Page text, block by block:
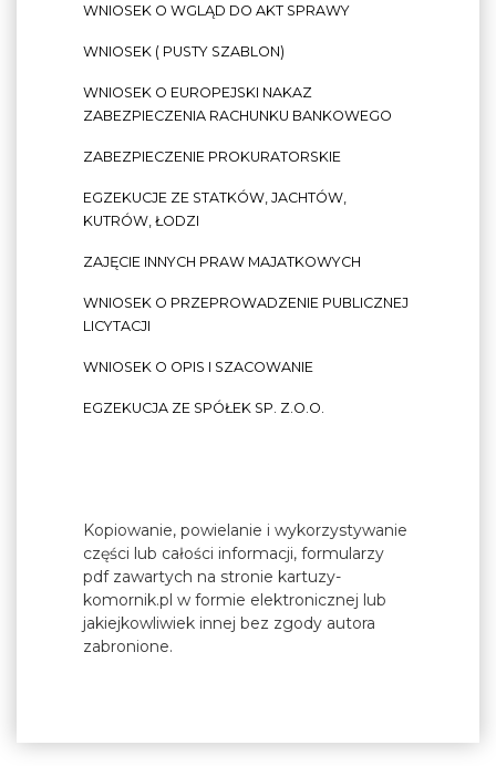
WNIOSEK O WGLĄD DO AKT SPRAWY
WNIOSEK ( PUSTY SZABLON)
WNIOSEK O EUROPEJSKI NAKAZ
ZABEZPIECZENIA RACHUNKU BANKOWEGO
ZABEZPIECZENIE PROKURATORSKIE
EGZEKUCJE ZE STATKÓW, JACHTÓW,
KUTRÓW, ŁODZI
ZAJĘCIE INNYCH PRAW MAJATKOWYCH
WNIOSEK O PRZEPROWADZENIE PUBLICZNEJ
LICYTACJI
WNIOSEK O OPIS I SZACOWANIE
EGZEKUCJA ZE SPÓŁEK SP. Z.O.O.
Kopiowanie, powielanie i wykorzystywanie
części lub całości informacji, formularzy
pdf zawartych na stronie kartuzy-
komornik.pl w formie elektronicznej lub
jakiejkowliwiek innej bez zgody autora
zabronione.